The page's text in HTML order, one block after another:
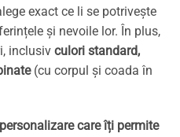
exact ce li se potrivește
și nevoile lor. În plus,
inclusiv culori standard,
(cu corpul și coada în
care îți permite